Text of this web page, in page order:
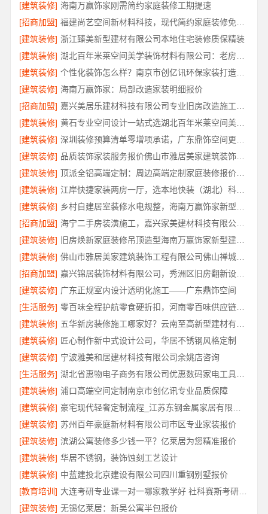
[建筑装修] 海南万赢饰家刚需简约家庭装修工期提速
[招商加盟]
[建筑装修] 浙江臻美新型建材有限公司本地住宅装修质保精装
[建筑装修]
[建筑装修]
个性化装饰怎么样？南京市创亿讯环保家装打造理想家
[建筑装修] 海南万赢饰家：局部改造家装明细报价
[招商加盟]
[建筑装修]
黄石专业空间设计一站式选湖北百年米莱空间美学装饰材料有限公司
[建筑装修]
[建筑装修]
品质装饰家装服务报价佛山市雅居美家建筑装饰工程有限公司
[建筑装修]
顶派全铝高端定制：周边高端定制家庭装修报价明细
[建筑装修]
江岸快捷家装两房一厅，选本地快装（湖北）科技有限公司
[建筑装修]
[招商加盟]
海宁二手房装潢施工，嘉兴家美建材科技有限公司全案服务
[建筑装修]
旧房焕新家庭装修吊顶造型海南万赢饰家新型建筑材料有限公
[建筑装修]
佛山市雅居美家建筑装饰工程有限公司佛山禅城品质家装施工
[招商加盟]
嘉兴锦居装饰材料有限公司，秀洲区旧房翻新设计优选
[建筑装修] 广东正规室内设计透明化施工——广东鼎饰空间
[生活服务]
零百味全程护航零食硬折扣，河南零百味供应链有限公司
[建筑装修]
[建筑装修] 匠心制作新中式设计公司，华居不锈钢风格定制
[建筑装修] 宁波雅美和居建材科技有限公司余姚店咨询
[生活服务]
湖北省惠物电子商务有限公司优惠数码家电工具价格对比
[建筑装修] 浦口高端空间定制南京市创亿讯专业品质保障
[建筑装修]
[建筑装修] 苏州百年豪庭新材料有限公司市区专业家装报价
[建筑装修] 滨湖公寓装修多少钱一平？亿莱居为您精准报价
[建筑装修] 华居不锈钢，装饰蚀刻工艺设计
[建筑装修] 中蓝建投北京建设有限公司四川重钢别墅报价
[教育培训]
大连考研专业课一对一哪家教学好 社科赛斯考研为备考量身定制
[建筑装修] 无锡亿莱居：新吴公寓半包报价